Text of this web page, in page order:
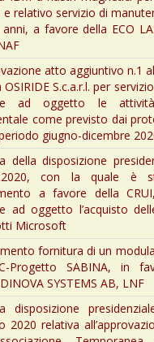
e relativo servizio di
a favore della ECO
atto aggiuntivo n.1
OSIRIDE S.c.a.r.l. per
ad oggetto le
come previsto dai
giugno-dicembre
della disposizione
con la quale è
a favore della
ad oggetto l’acquisto
Microsoft
fornitura di un
Progetto SABINA, in
SYSTEMS AB, LNF
disposizione
2020 relativa